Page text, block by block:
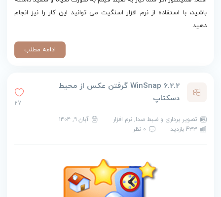
باشید، با استفاده از نرم افزار اسنگیت می توانید این کار را نیز انجام
دهید.
ادامه مطلب
WinSnap 6.2.2 گرفتن عکس از محیط
دسکتاپ
27
تصویر برداری و ضبط صدا, نرم افزار
آبان ۹, ۱۴۰۴
433 بازدید
0 نظر